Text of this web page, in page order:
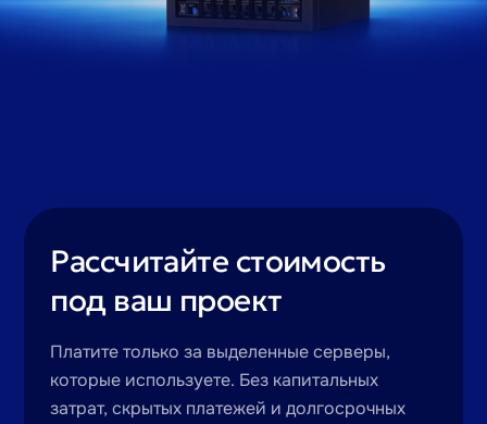
Рассчитайте стоимость
под ваш проект
Платите только за выделенные серверы,
которые используете. Без капитальных
затрат, скрытых платежей и долгосрочных